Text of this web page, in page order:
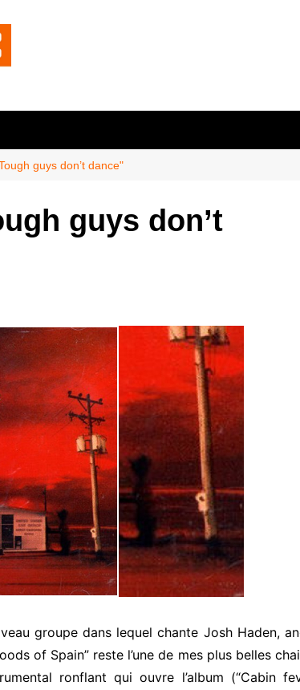
guys don’t dance"
guys don’t
groupe dans lequel chante Josh Haden,
of Spain” reste l’une de mes plus belles
ronflant qui ouvre l’album (“Cabin